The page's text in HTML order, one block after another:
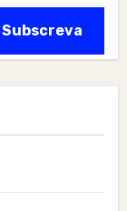
Subscreva